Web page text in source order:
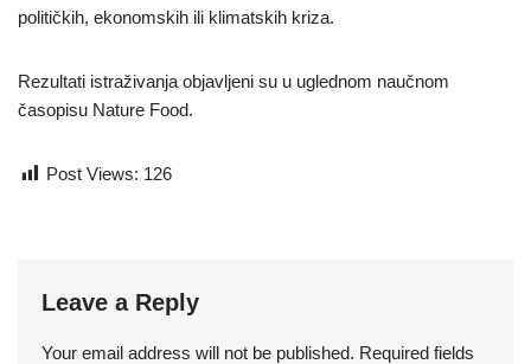
političkih, ekonomskih ili klimatskih kriza.
Rezultati istraživanja objavljeni su u uglednom naučnom
časopisu Nature Food.
Post Views: 126
Leave a Reply
Your email address will not be published. Required fields